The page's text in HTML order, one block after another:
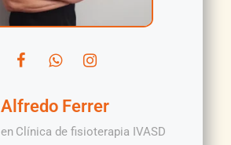
Alfredo Ferrer
en Clínica de fisioterapia IVASD